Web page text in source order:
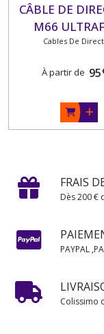
CÂBLE DE
M66
Cables De
À partir de 95
FRAIS
Dès 200 €
PAYPAL
Colissimo